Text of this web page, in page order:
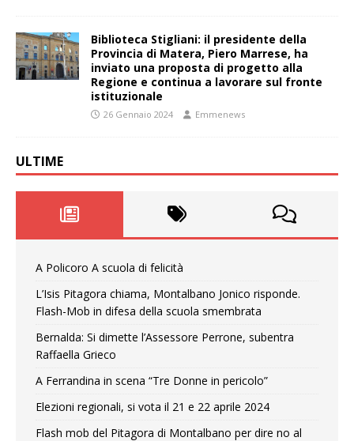
Biblioteca Stigliani: il presidente della
Provincia di Matera, Piero Marrese, ha
inviato una proposta di progetto alla
Regione e continua a lavorare sul fronte
istituzionale
26 Gennaio 2024 Emmenews
ULTIME
A Policoro A scuola di felicità
L’Isis Pitagora chiama, Montalbano Jonico risponde.
Flash-Mob in difesa della scuola smembrata
Bernalda: Si dimette l’Assessore Perrone, subentra
Raffaella Grieco
A Ferrandina in scena “Tre Donne in pericolo”
Elezioni regionali, si vota il 21 e 22 aprile 2024
Flash mob del Pitagora di Montalbano per dire no al